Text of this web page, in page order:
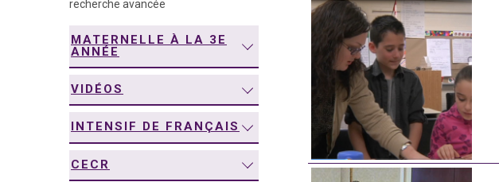
recherche avancée
MATERNELLE À LA 3E
ANNÉE
VIDÉOS
INTENSIF DE FRANÇAIS
CECR